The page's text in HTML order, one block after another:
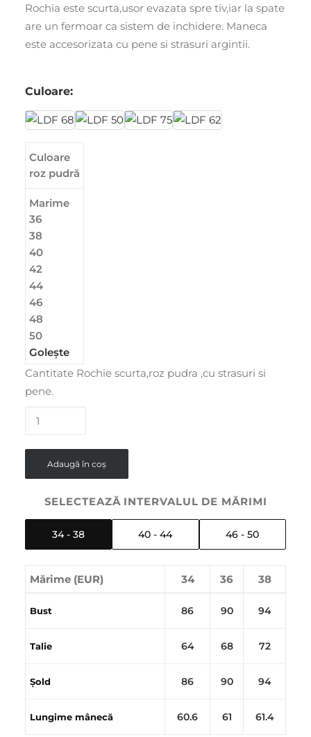
Rochia este scurta,usor evazata spre tiv,iar la spate
are un fermoar ca sistem de inchidere. Maneca
este accesorizata cu pene si strasuri argintii.
Culoare:
Culoare
roz pudră
Marime
36
38
40
42
44
46
48
50
Golește
Cantitate Rochie scurta,roz pudra ,cu strasuri si
pene.
Adaugă în coș
SELECTEAZĂ INTERVALUL DE MĂRIMI
34 - 38 40 - 44 46 - 50
Mărime (EUR) 34 36 38
Bust 86 90 94
Talie 64 68 72
Șold 86 90 94
Lungime mânecă 60.6 61 61.4